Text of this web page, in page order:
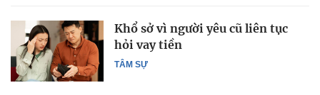
TÂM SỰ
Khổ sở vì người yêu cũ liên tục
hỏi vay tiền